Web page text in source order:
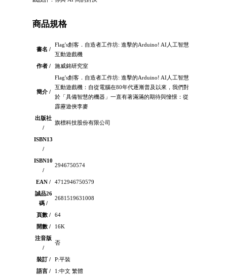
商品規格
書名 /
Flag's創客．自造者工作坊: 進擊的Arduino! AI人工智慧
互動遊戲機
作者 /
施威銘研究室
簡介 /
Flag's創客．自造者工作坊: 進擊的Arduino! AI人工智慧
互動遊戲機：自從電腦在80年代逐漸普及以來，我們對
於「具備智慧的機器」一直有著滿滿的期待與憧憬：從
霹靂遊俠李麥
出版社
/
旗標科技股份有限公司
ISBN13
/
ISBN10
/
2946750574
EAN /
4712946750579
誠品26
碼 /
2681519631008
頁數 /
64
開數 /
16K
注音版
/
否
裝訂 /
P:平裝
語言 /
1:中文 繁體